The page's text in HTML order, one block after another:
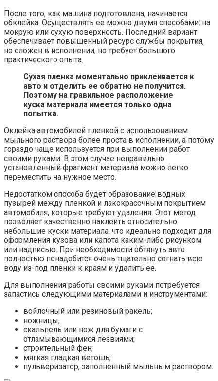
После того, как машина подготовлена, начинается
обклейка. Осуществлять ее можно двумя способами: на
мокрую или сухую поверхность. Последний вариант
обеспечивает повышенный ресурс службы покрытия,
но сложен в исполнении, но требует большого
практического опыта.
Сухая пленка моментально приклеивается к
авто и отделить ее обратно не получится.
Поэтому на правильное расположение
куска материала имеется только одна
попытка.
Оклейка автомобилей пленкой с использованием
мыльного раствора более проста в исполнении, а потому
гораздо чаще используется при выполнении работ
своими руками. В этом случае неправильно
установленный фрагмент материала можно легко
переместить на нужное место.
Недостатком способа будет образование водных
пузырей между пленкой и лакокрасочным покрытием
автомобиля, которые требуют удаления. Этот метод
позволяет качественно наклеить относительно
небольшие куски материала, что идеально подходит для
оформления кузова или капота каким-либо рисунком
или надписью. При необходимости обтянуть авто
полностью понадобится очень тщательно согнать всю
воду из-под пленки к краям и удалить ее.
Для выполнения работы своими руками потребуется
запастись следующими материалами и инструментами:
войлочный или резиновый ракель;
ножницы;
скальпель или нож для бумаги с
отламывающимися лезвиями;
строительный фен;
мягкая гладкая ветошь;
пульверизатор, заполненный мыльным раствором.